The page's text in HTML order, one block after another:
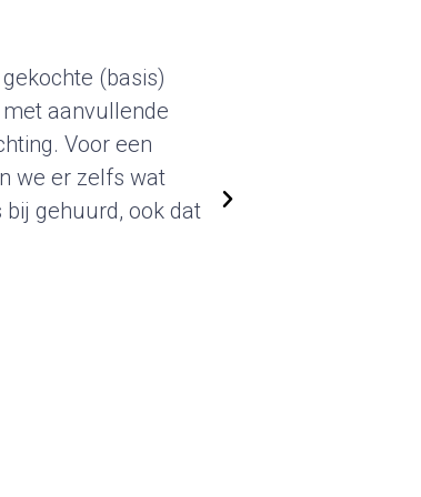
(basis)
aanvullende
Voor een
we er zelfs wat
gehuurd, ook dat